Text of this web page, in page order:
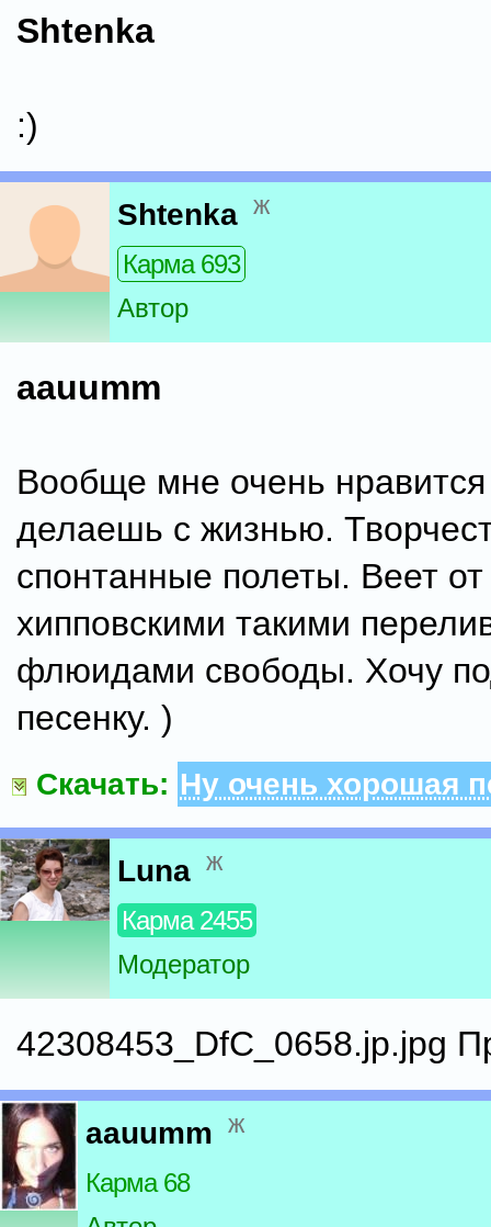
Shtenka
:)
Shtenka ж
Карма 693
Автор
aauumm
Вообще мне очень
делаешь с жизнью.
спонтанные полеты. Веет от
хипповскими такими
флюидами свободы. Хочу
песенку. )
Скачать: Ну очень хорошая
Luna ж
Карма 2455
Модератор
42308453_DfC_0658.jp.jpg
aauumm ж
Карма 68